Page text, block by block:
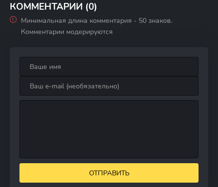
КОММЕНТАРИИ (0)
Минимальная длина комментария - 50 знаков.
Комментарии модерируются
ОТПРАВИТЬ